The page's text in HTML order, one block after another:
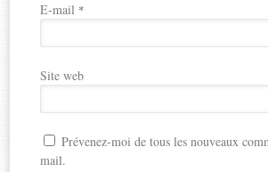
E-mail *
Site web
Prévenez-moi de tous les nouveaux
mail.